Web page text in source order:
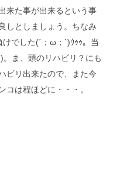
来た事が出来るという事
しとしましょう。ちなみ
でした(´；ω；`)ｳｩｩ。当
ま、頭のリハビリ？にも
ビリ出来たので、また今
コは程ほどに・・・。